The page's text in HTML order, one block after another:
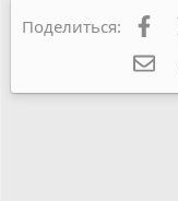
и
Поделиться: